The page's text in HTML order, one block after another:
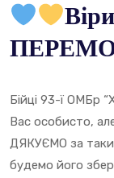
Бійці 93-ї ОМБр
Вас особисто,
ДЯКУЄМО за
будемо його